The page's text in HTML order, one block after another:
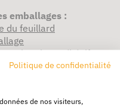
emballages :
du feuillard
le ruban adhésif
de vos produits
Politique de confidentialité
de nos visiteurs,